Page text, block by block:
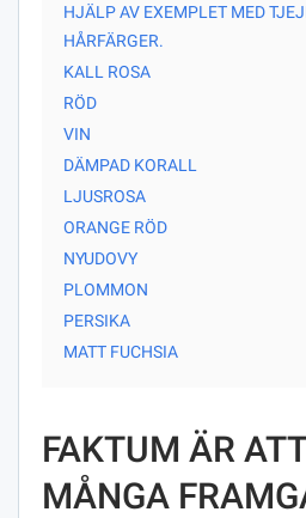
HJÄLP AV EXEMPLET MED
HÅRFÄRGER.
KALL ROSA
RÖD
VIN
DÄMPAD KORALL
LJUSROSA
ORANGE RÖD
NYUDOVY
PLOMMON
PERSIKA
MATT FUCHSIA
FAKTUM ÄR
MÅNGA